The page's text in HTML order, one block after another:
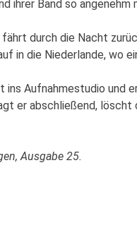
ihrer Band so
durch die Nacht
in die Niederlande, wo
ins Aufnahmestudio und
er abschließend,
Ausgabe 25.